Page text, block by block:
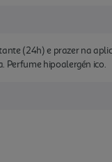
(24h) e prazer na
Perfume hipoalergén ico.